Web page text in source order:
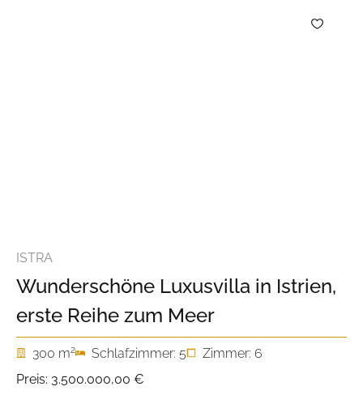
ISTRA
Wunderschöne Luxusvilla in Istrien,
erste Reihe zum Meer
300 m2 Schlafzimmer: 5
Zimmer: 6
Preis: 3.500.000,00 €